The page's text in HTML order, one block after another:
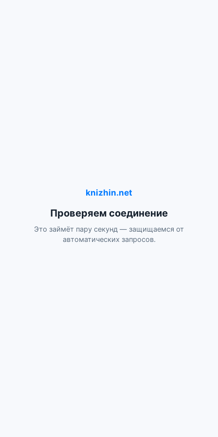
knizhin.net
Проверяем соединение
Это займёт пару секунд — защищаемся от
автоматических запросов.